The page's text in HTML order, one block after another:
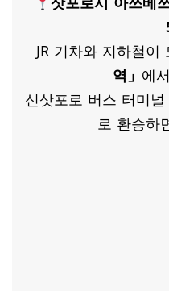
JR 기차와 지하철이
역」 에
신삿포로 버스 터미널
로 환승하